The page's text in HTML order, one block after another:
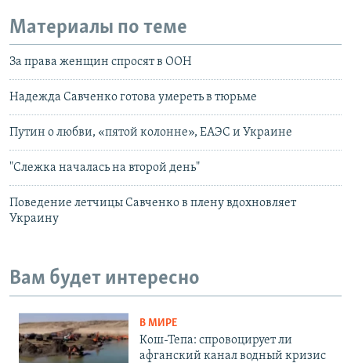
Материалы по теме
За права женщин спросят в ООН
Надежда Савченко готова умереть в тюрьме
Путин о любви, «пятой колонне», ЕАЭС и Украине
"Слежка началась на второй день"
Поведение летчицы Савченко в плену вдохновляет
Украину
Вам будет интересно
В МИРЕ
Кош-Тепа: спровоцирует ли
афганский канал водный кризис